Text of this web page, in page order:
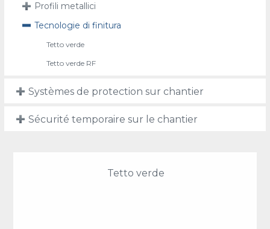
Profili metallici
Tecnologie di finitura
Tetto verde
Tetto verde RF
Systèmes de protection sur chantier
Sécurité temporaire sur le chantier
Tetto verde